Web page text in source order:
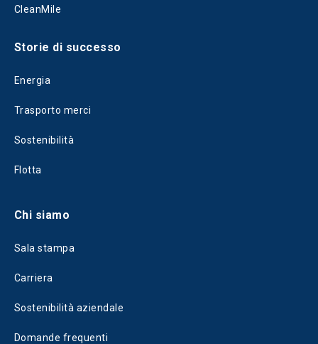
CleanMile
Storie di successo
Energia
Trasporto merci
Sostenibilità
Flotta
Chi siamo
Sala stampa
Carriera
Sostenibilità aziendale
Domande frequenti